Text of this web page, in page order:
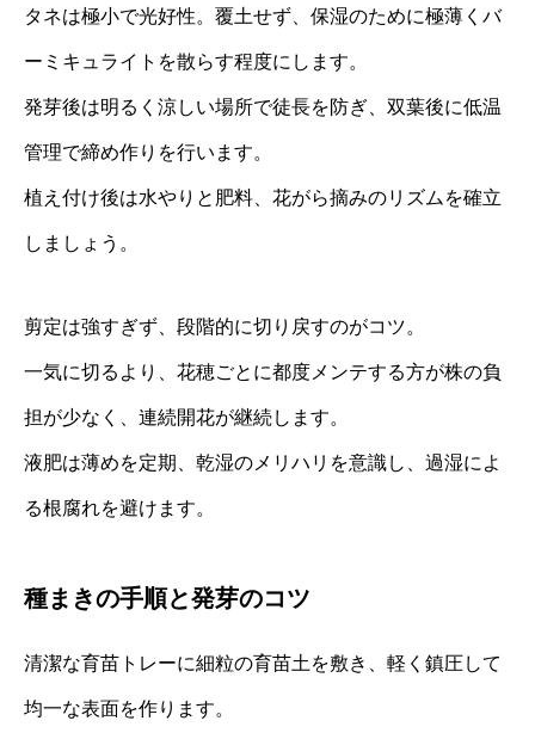
タネは極小で光好性。覆土せず、保湿のために極薄くバ
ーミキュライトを散らす程度にします。
発芽後は明るく涼しい場所で徒長を防ぎ、双葉後に低温
管理で締め作りを行います。
植え付け後は水やりと肥料、花がら摘みのリズムを確立
しましょう。
剪定は強すぎず、段階的に切り戻すのがコツ。
一気に切るより、花穂ごとに都度メンテする方が株の負
担が少なく、連続開花が継続します。
液肥は薄めを定期、乾湿のメリハリを意識し、過湿によ
る根腐れを避けます。
種まきの手順と発芽のコツ
清潔な育苗トレーに細粒の育苗土を敷き、軽く鎮圧して
均一な表面を作ります。